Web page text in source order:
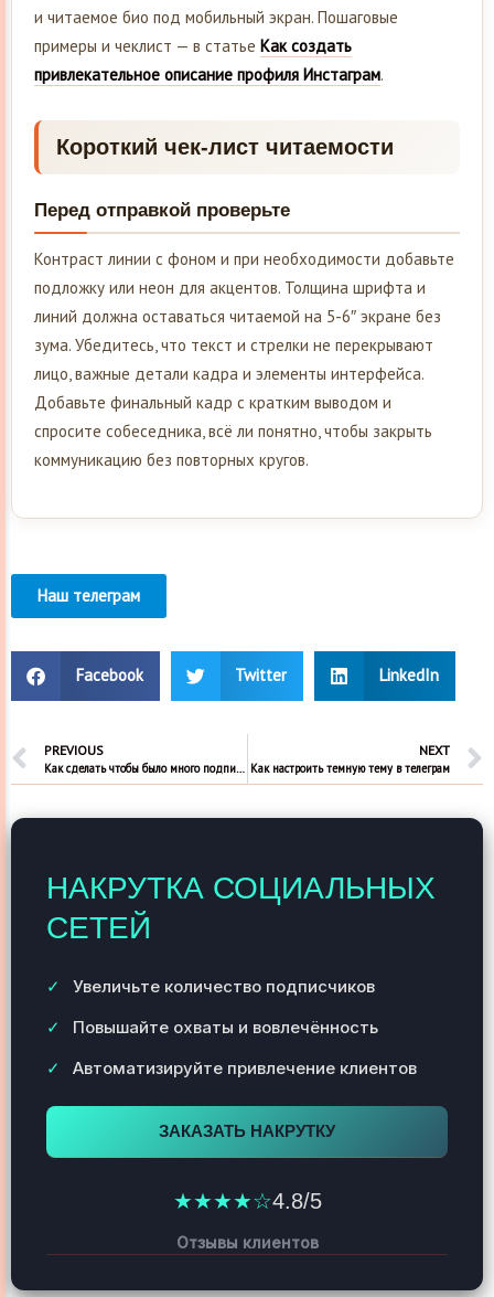
и читаемое био под мобильный экран. Пошаговые
примеры и чеклист — в статье Как создать
привлекательное описание профиля Инстаграм.
Короткий чек-лист читаемости
Перед отправкой проверьте
Контраст линии с фоном и при необходимости добавьте
подложку или неон для акцентов. Толщина шрифта и
линий должна оставаться читаемой на 5-6″ экране без
зума. Убедитесь, что текст и стрелки не перекрывают
лицо, важные детали кадра и элементы интерфейса.
Добавьте финальный кадр с кратким выводом и
спросите собеседника, всё ли понятно, чтобы закрыть
коммуникацию без повторных кругов.
Наш телеграм
Facebook Twitter LinkedIn
PREVIOUS
Как сделать чтобы было много подписчиков инстаграм
NEXT
Как настроить темную тему в телеграм
НАКРУТКА СОЦИАЛЬНЫХ
СЕТЕЙ
Увеличьте количество подписчиков
Повышайте охваты и вовлечённость
Автоматизируйте привлечение клиентов
ЗАКАЗАТЬ НАКРУТКУ
★★★★☆4.8/5
Отзывы клиентов